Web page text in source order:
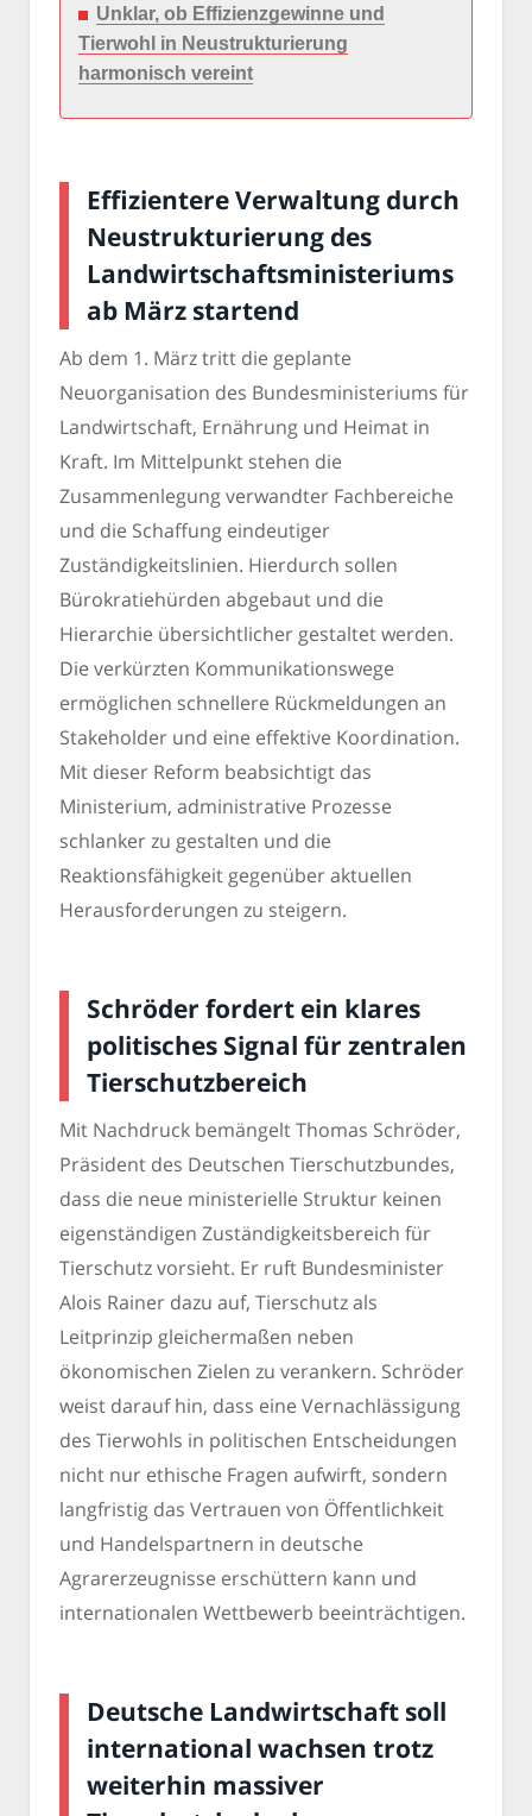
Unklar, ob Effizienzgewinne und
Tierwohl in Neustrukturierung
harmonisch vereint
Effizientere Verwaltung durch
Neustrukturierung des
Landwirtschaftsministeriums
ab März startend
Ab dem 1. März tritt die geplante
Neuorganisation des Bundesministeriums für
Landwirtschaft, Ernährung und Heimat in
Kraft. Im Mittelpunkt stehen die
Zusammenlegung verwandter Fachbereiche
und die Schaffung eindeutiger
Zuständigkeitslinien. Hierdurch sollen
Bürokratiehürden abgebaut und die
Hierarchie übersichtlicher gestaltet werden.
Die verkürzten Kommunikationswege
ermöglichen schnellere Rückmeldungen an
Stakeholder und eine effektive Koordination.
Mit dieser Reform beabsichtigt das
Ministerium, administrative Prozesse
schlanker zu gestalten und die
Reaktionsfähigkeit gegenüber aktuellen
Herausforderungen zu steigern.
Schröder fordert ein klares
politisches Signal für zentralen
Tierschutzbereich
Mit Nachdruck bemängelt Thomas Schröder,
Präsident des Deutschen Tierschutzbundes,
dass die neue ministerielle Struktur keinen
eigenständigen Zuständigkeitsbereich für
Tierschutz vorsieht. Er ruft Bundesminister
Alois Rainer dazu auf, Tierschutz als
Leitprinzip gleichermaßen neben
ökonomischen Zielen zu verankern. Schröder
weist darauf hin, dass eine Vernachlässigung
des Tierwohls in politischen Entscheidungen
nicht nur ethische Fragen aufwirft, sondern
langfristig das Vertrauen von Öffentlichkeit
und Handelspartnern in deutsche
Agrarerzeugnisse erschüttern kann und
internationalen Wettbewerb beeinträchtigen.
Deutsche Landwirtschaft soll
international wachsen trotz
weiterhin massiver